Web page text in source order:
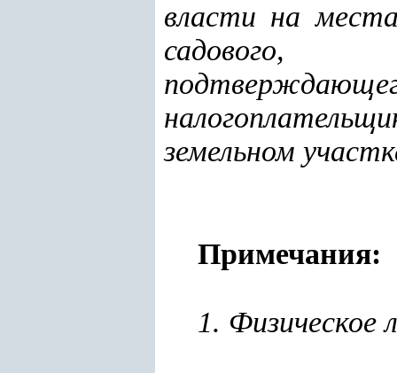
власти на
садового,
земельном
Примечания:
1. Физическое